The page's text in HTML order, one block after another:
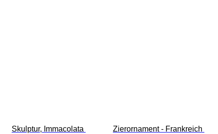
Skulptur, Immacolata
Zierornament - Frankreich